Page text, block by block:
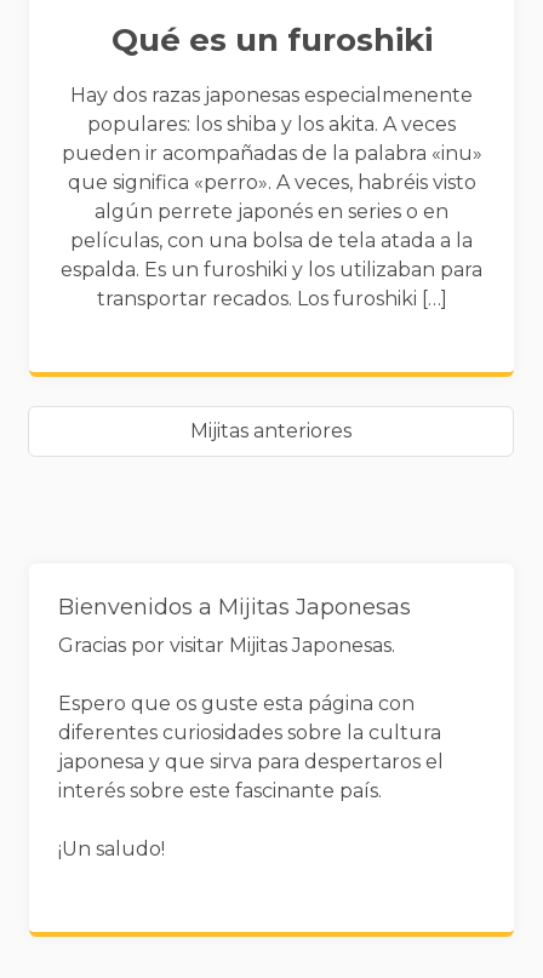
Qué es un furoshiki
Hay dos razas japonesas especialmenente
populares: los shiba y los akita. A veces
pueden ir acompañadas de la palabra «inu»
que significa «perro». A veces, habréis visto
algún perrete japonés en series o en
películas, con una bolsa de tela atada a la
espalda. Es un furoshiki y los utilizaban para
transportar recados. Los furoshiki […]
Paginación de entradas
Mijitas anteriores
Bienvenidos a Mijitas Japonesas
Gracias por visitar Mijitas Japonesas.
Espero que os guste esta página con
diferentes curiosidades sobre la cultura
japonesa y que sirva para despertaros el
interés sobre este fascinante país.
¡Un saludo!